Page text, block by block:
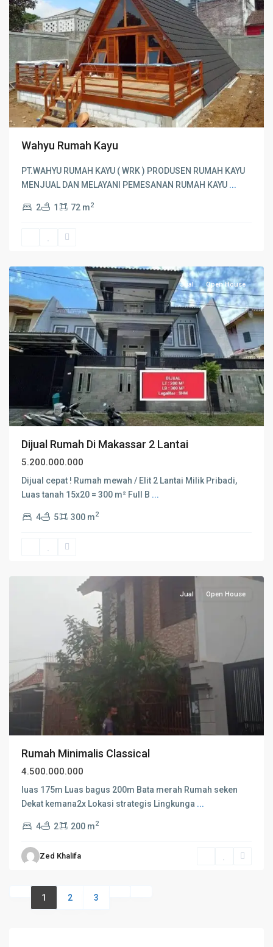
Wahyu Rumah Kayu
PT.WAHYU RUMAH KAYU ( WRK ) PRODUSEN RUMAH KAYU
MENJUAL DAN MELAYANI PEMESANAN RUMAH KAYU ...
2 1 72 m2
Jual Open House
Dijual Rumah Di Makassar 2 Lantai
5.200.000.000
Dijual cepat ! Rumah mewah / Elit 2 Lantai Milik Pribadi,
Luas tanah 15x20 = 300 m² Full B ...
4 5 300 m2
Jual Open House
Rumah Minimalis Classical
4.500.000.000
luas 175m Luas bagus 200m Bata merah Rumah seken
Dekat kemana2x Lokasi strategis Lingkunga ...
4 2 200 m2
Zed Khalifa
1 2 3